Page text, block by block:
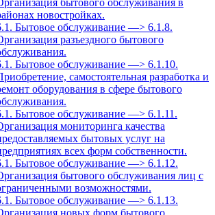
новостройках.
Бытовое обслуживание —> 6.1.8.
разъездного бытового
Бытовое обслуживание —> 6.1.10.
самостоятельная разработка и
оборудования в сфере бытового
Бытовое обслуживание —> 6.1.11.
мониторинга качества
бытовых услуг на
всех форм собственности.
Бытовое обслуживание —> 6.1.12.
бытового обслуживания лиц с
возможностями.
Бытовое обслуживание —> 6.1.13.
новых форм бытового